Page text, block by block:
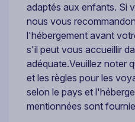
adaptés aux enfants. Si
nous vous
l'hébergement avant
s'il peut vous accueillir
adéquate.Veuillez noter
et les règles pour les
selon le pays et
mentionnées sont